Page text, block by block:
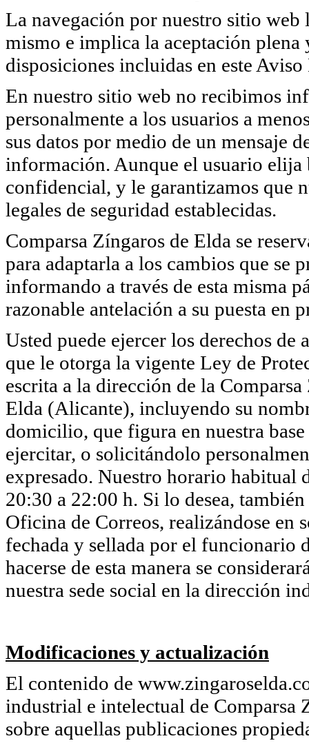
La navegación por nuestro sitio
mismo e implica la aceptación plena
disposiciones incluidas en este
En nuestro sitio web no recibimos
personalmente a los usuarios a
sus datos por medio de un mensaje
información. Aunque el usuario
confidencial, y le garantizamos que
legales de seguridad establecidas.
Comparsa Zíngaros de Elda se
para adaptarla a los cambios que se
informando a través de esta misma
razonable antelación a su puesta en
Usted puede ejercer los derechos
que le otorga la vigente Ley de
escrita a la dirección de la
Elda (Alicante), incluyendo su
domicilio, que figura en nuestra
ejercitar, o solicitándolo
expresado. Nuestro horario habitual
20:30 a 22:00 h. Si lo desea,
Oficina de Correos, realizándose en
fechada y sellada por el funcionario
hacerse de esta manera se
nuestra sede social en la dirección
Modificaciones y actualización
El contenido de
industrial e intelectual de Comparsa
sobre aquellas publicaciones